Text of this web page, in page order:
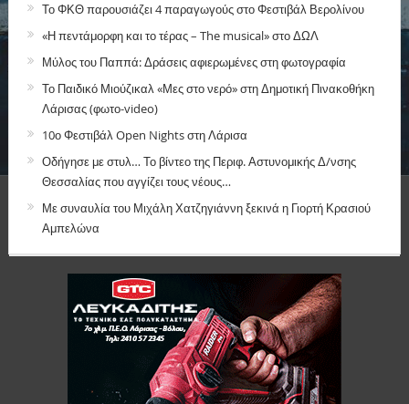
Το ΦΚΘ παρουσιάζει 4 παραγωγούς στο Φεστιβάλ Βερολίνου
«Η πεντάμορφη και το τέρας – The musical» στο ΔΩΛ
Μύλος του Παππά: Δράσεις αφιερωμένες στη φωτογραφία
Το Παιδικό Μιούζικαλ «Μες στο νερό» στη Δημοτική Πινακοθήκη
Λάρισας (φωτο-video)
10ο Φεστιβάλ Open Nights στη Λάρισα
Οδήγησε με στυλ… Το βίντεο της Περιφ. Αστυνομικής Δ/νσης
Θεσσαλίας που αγγίζει τους νέους…
Με συναυλία του Μιχάλη Χατζηγιάννη ξεκινά η Γιορτή Κρασιού
Αμπελώνα